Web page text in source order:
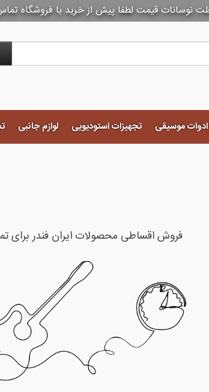
نوسانات قیمت لطفا پیش از خرید با فروشگاه
موسیقی تجهیزات استودیویی لوازم جانبی
فروش اقساطی محصولات ایران فندر برای